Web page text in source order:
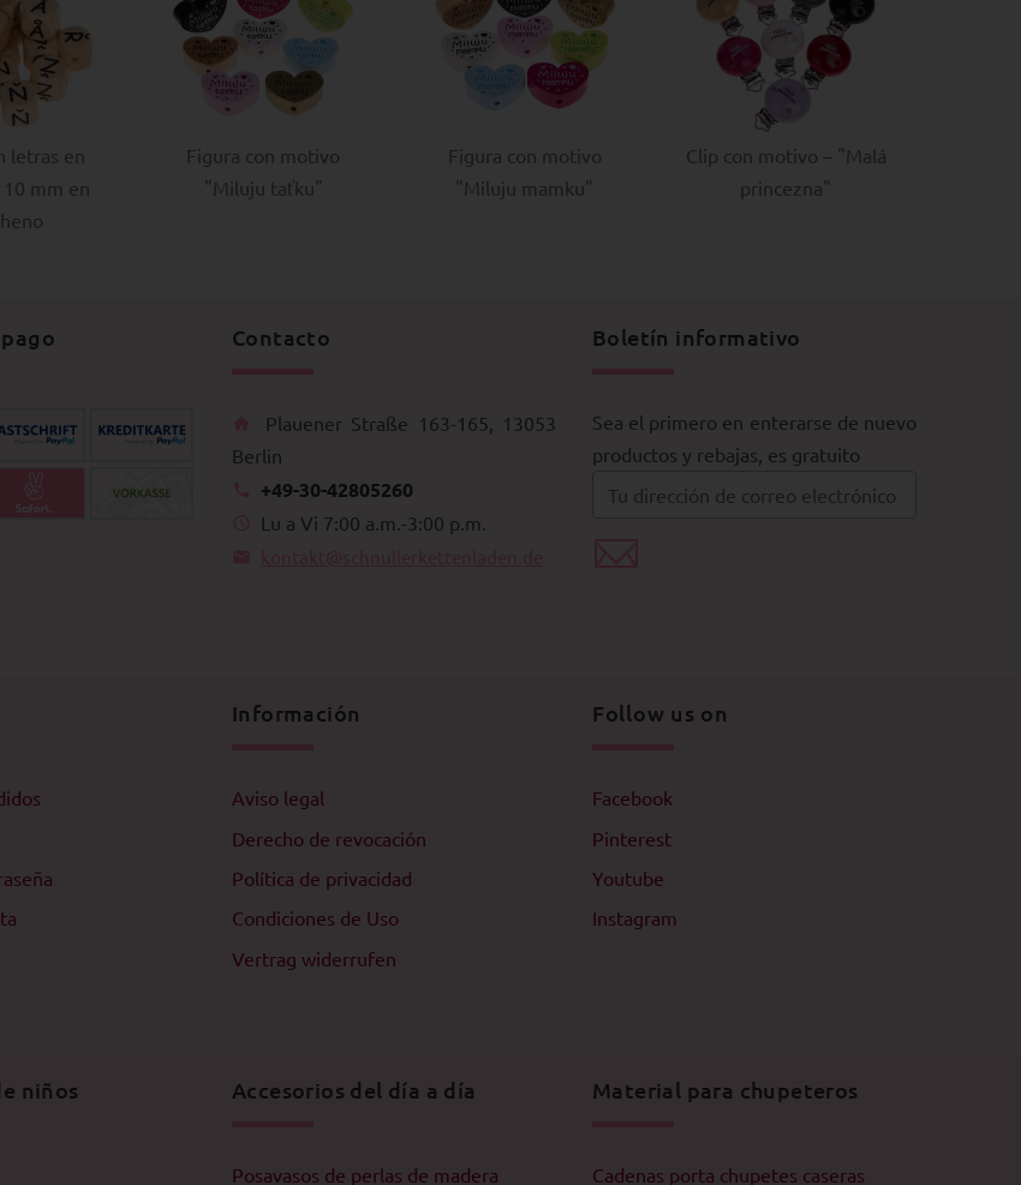
letras en
mm en
Figura con motivo
"Miluju taťku"
Figura con motivo
"Miluju mamku"
Clip con motivo – "Malá
princezna"
Contacto
Plauener Straße 163-165, 13053
Berlin
+49-30-42805260
Lu a Vi 7:00 a.m.-3:00 p.m.
Boletín informativo
Sea el primero en enterarse de nuevo
productos y rebajas, es gratuito
Información
Aviso legal
Derecho de revocación
Política de privacidad
Condiciones de Uso
Vertrag widerrufen
Follow us on
Facebook
Pinterest
Youtube
Instagram
niños Accesorios del día a día
Posavasos de perlas de madera
Material para chupeteros
Cadenas porta chupetes caseras